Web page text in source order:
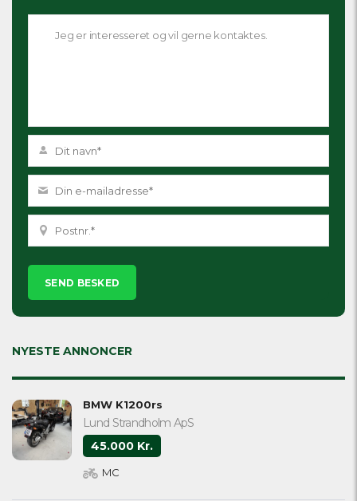
Please
leave
empty.
NYESTE ANNONCER
BMW K1200rs
Lund Strandholm ApS
45.000 Kr.
MC